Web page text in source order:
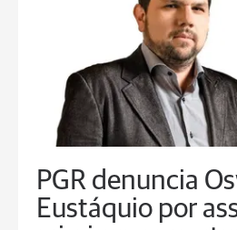
PGR denuncia
Eustáquio por